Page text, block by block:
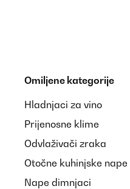
Omiljene kategorije
Hladnjaci za vino
Prijenosne klime
Odvlaživači zraka
Otočne kuhinjske nape
Nape dimnjaci